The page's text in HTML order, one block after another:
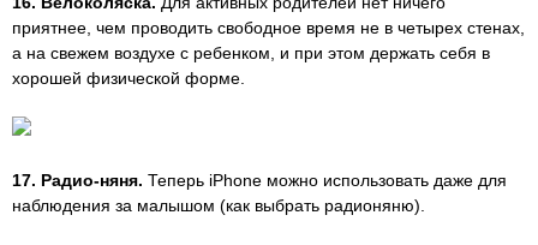
приятнее, чем проводить свободное время не в четырех стенах,
а на свежем воздухе с ребенком, и при этом держать себя в
хорошей физической форме.
17. Радио-няня. Теперь iPhone можно использовать даже для
наблюдения за малышом (как выбрать радионяню).